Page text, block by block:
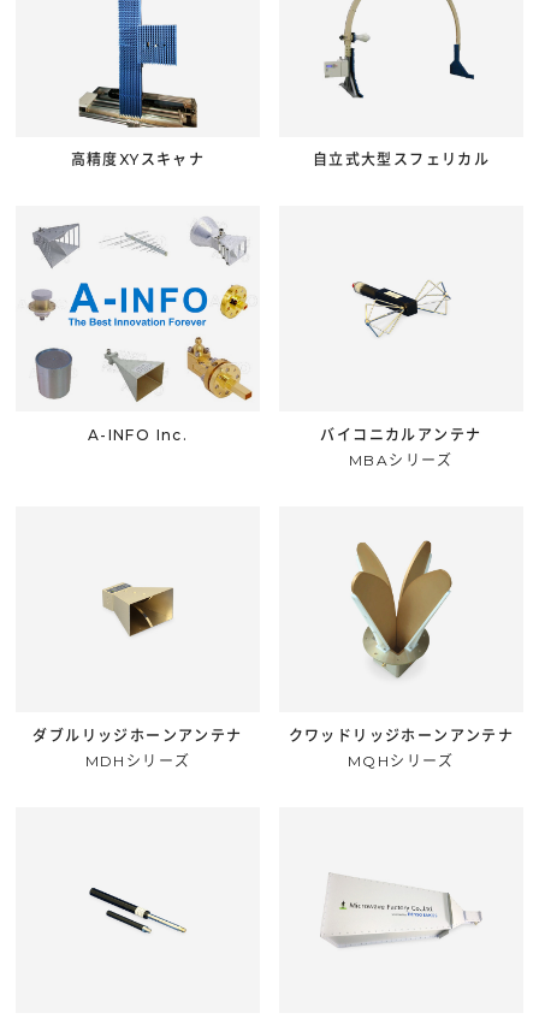
高精度XYスキャナ 自立式大型スフェリカル
A-INFO Inc.
バイコニカルアンテナ
MBAシリーズ
ダブルリッジホーンアンテナ
MDHシリーズ
クワッドリッジホーンアンテナ
MQHシリーズ